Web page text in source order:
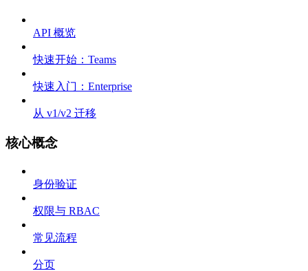
API 概览
快速开始：Teams
快速入门：Enterprise
从 v1/v2 迁移
核心概念
身份验证
权限与 RBAC
常见流程
分页